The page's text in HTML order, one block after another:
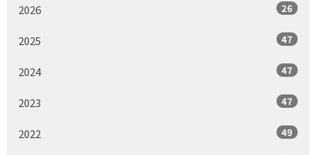
2026 26
2025 47
2024 47
2023 47
2022 49